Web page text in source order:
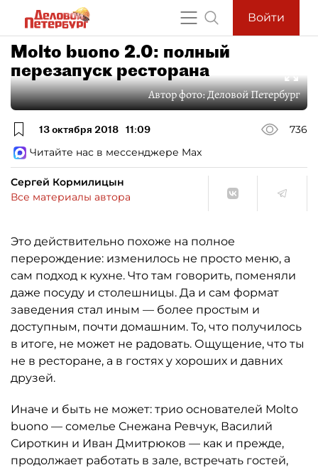
Войти
Molto buono 2.0: полный
перезапуск ресторана
Автор фото:Деловой Петербург
13 октября 2018 11:09
736
Читайте нас в мессенджере Max
Сергей Кормилицын
Все материалы автора
Это действительно похоже на полное
перерождение: изменилось не просто меню, а
сам подход к кухне. Что там говорить, поменяли
даже посуду и столешницы. Да и сам формат
заведения стал иным — более простым и
доступным, почти домашним. То, что получилось
в итоге, не может не радовать. Ощущение, что ты
не в ресторане, а в гостях у хороших и давних
друзей.
Иначе и быть не может: трио основателей Molto
buono — сомелье Снежана Ревчук, Василий
Сироткин и Иван Дмитрюков — как и прежде,
продолжает работать в зале, встречать гостей,